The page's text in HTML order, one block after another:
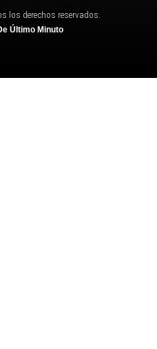
los derechos reservados.
Último Minuto